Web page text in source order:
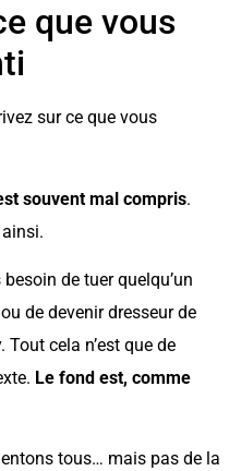
que vous
sur ce que vous
souvent mal compris.
de tuer quelqu’un
de devenir dresseur de
cela n’est que de
Le fond est, comme
tous… mais pas de la